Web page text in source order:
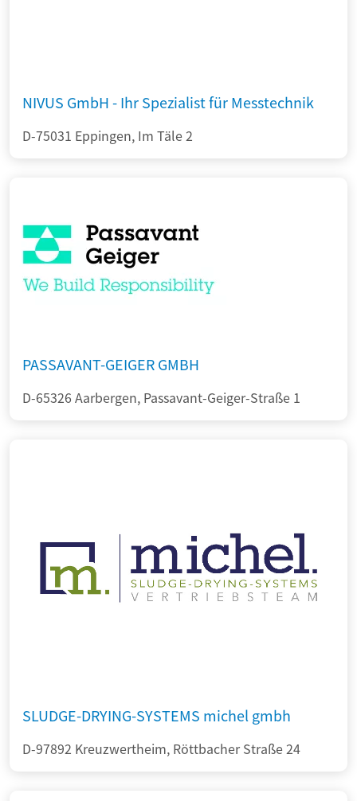
NIVUS GmbH - Ihr Spezialist für Messtechnik
D-75031 Eppingen, Im Täle 2
PASSAVANT-GEIGER GMBH
D-65326 Aarbergen, Passavant-Geiger-Straße 1
SLUDGE-DRYING-SYSTEMS michel gmbh
D-97892 Kreuzwertheim, Röttbacher Straße 24